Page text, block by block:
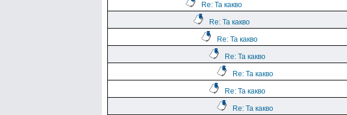
Re: Та какво
Re: Та какво
Re: Та какво
Re: Та какво
Re: Та какво
Re: Та какво
Re: Та какво